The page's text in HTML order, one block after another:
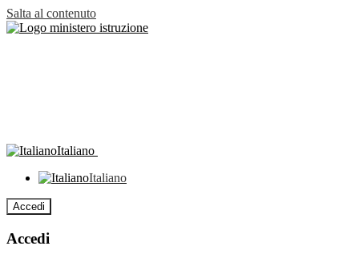
Salta al contenuto
Italiano
Italiano
Accedi
Accedi